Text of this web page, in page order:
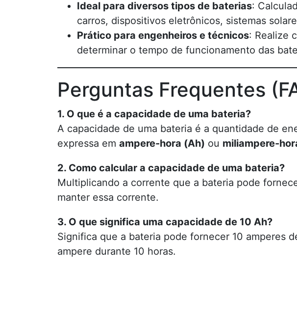
Ideal para diversos tipos de baterias:
carros, dispositivos eletrônicos, sistemas
Prático para engenheiros e técnicos: Realize
determinar o tempo de funcionamento das
Perguntas Frequentes
1. O que é a capacidade de uma bateria?
A capacidade de uma bateria é a quantidade de
expressa em ampere-hora (Ah) ou miliampere-
2. Como calcular a capacidade de uma bateria?
Multiplicando a corrente que a bateria pode
manter essa corrente.
3. O que significa uma capacidade de 10 Ah?
Significa que a bateria pode fornecer 10 amperes
ampere durante 10 horas.